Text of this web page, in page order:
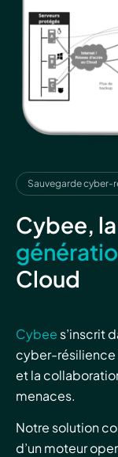
Sauvegarde cyber-
Cybee, la
Cloud
Cybee s’inscrit
cyber-résilience
et la
menaces.
Notre solution
d’un moteur